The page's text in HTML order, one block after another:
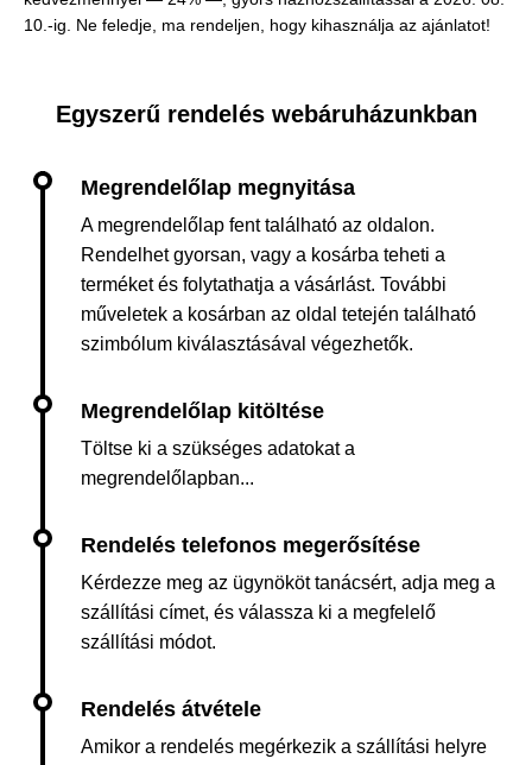
10.-ig. Ne feledje, ma rendeljen, hogy kihasználja az ajánlatot!
Egyszerű rendelés webáruházunkban
A megrendelőlap fent található az oldalon.
Rendelhet gyorsan, vagy a kosárba teheti a
terméket és folytathatja a vásárlást. További
műveletek a kosárban az oldal tetején található
szimbólum kiválasztásával végezhetők.
Töltse ki a szükséges adatokat a
megrendelőlapban...
Kérdezze meg az ügynököt tanácsért, adja meg a
szállítási címet, és válassza ki a megfelelő
szállítási módot.
Amikor a rendelés megérkezik a szállítási helyre